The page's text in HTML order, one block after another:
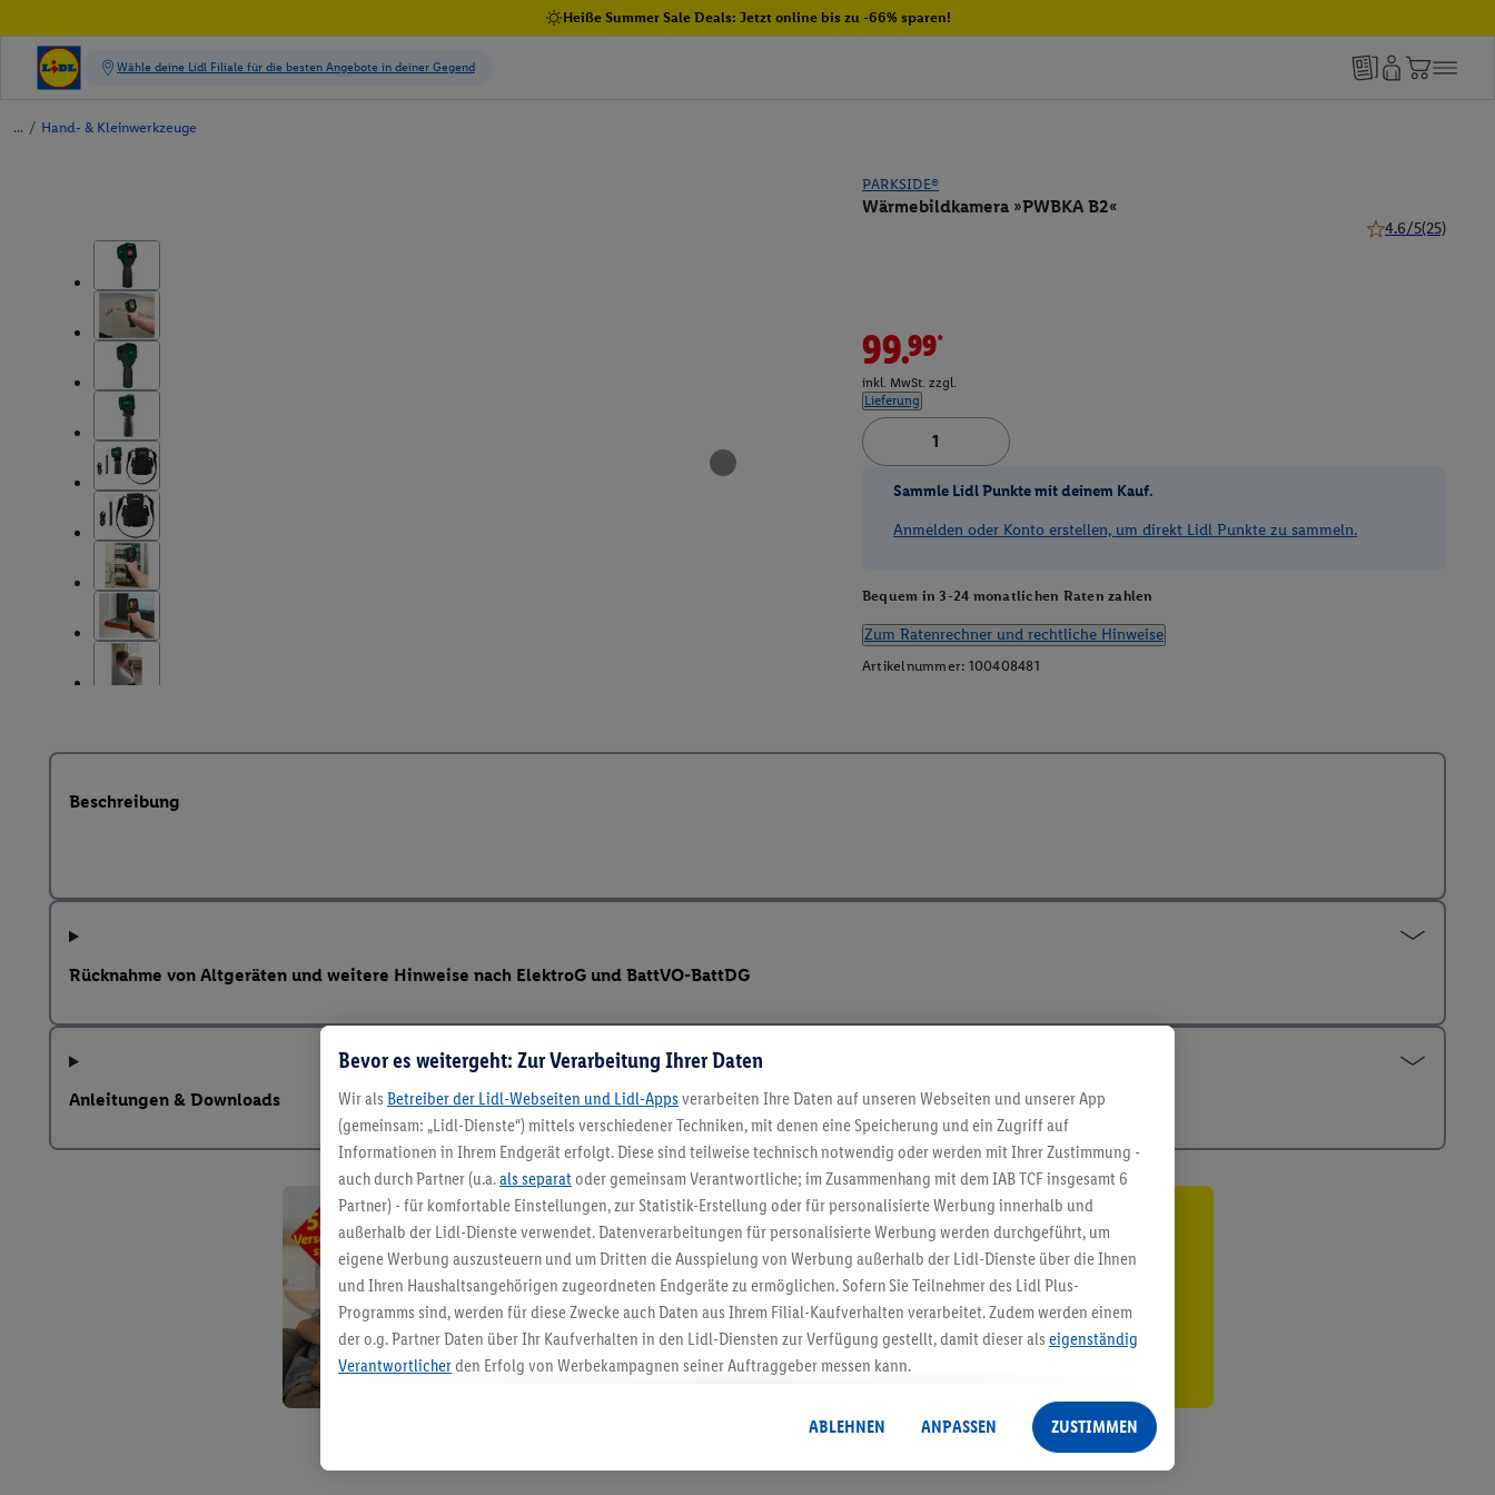
Heiße Summer Sale Deals: Jetzt online bis zu -66% sparen!
/ Hand- & Kleinwerkzeuge
PARKSIDE®
Wärmebildkamera »PWBKA B2«
4.6/5(25)
99.99*
inkl. MwSt. zzgl.
Lieferung
Sammle Lidl Punkte mit deinem Kauf.
Anmelden oder Konto erstellen, um direkt Lidl Punkte zu sammeln.
Bequem in 3-24 monatlichen Raten zahlen
Zum Ratenrechner und rechtliche Hinweise
Artikelnummer: 100408481
Beschreibung
Rücknahme von Altgeräten und weitere Hinweise nach ElektroG und BattVO-BattDG
Anleitungen & Downloads
5.95 € Versand sparen³²ᵃ
Jetzt zum Newsletter anmelden
Gutschein sichern!
Bevor es weitergeht: Zur Verarbeitung Ihrer Daten
Wir als Betreiber der Lidl-Webseiten und Lidl-Apps verarbeiten Ihre Daten auf unseren Webseiten und unserer App
(gemeinsam: „Lidl-Dienste“) mittels verschiedener Techniken, mit denen eine Speicherung und ein Zugriff auf
Informationen in Ihrem Endgerät erfolgt. Diese sind teilweise technisch notwendig oder werden mit Ihrer Zustimmung -
auch durch Partner (u.a.als separat oder gemeinsam Verantwortliche; im Zusammenhang mit dem IAB TCF insgesamt 6
Partner) - für komfortable Einstellungen, zur Statistik-Erstellung oder für personalisierte Werbung innerhalb und
außerhalb der Lidl-Dienste verwendet. Datenverarbeitungen für personalisierte Werbung werden durchgeführt, um
eigene Werbung auszusteuern und um Dritten die Ausspielung von Werbung außerhalb der Lidl-Dienste über die Ihnen
und Ihren Haushaltsangehörigen zugeordneten Endgeräte zu ermöglichen. Sofern Sie Teilnehmer des Lidl Plus-
Programms sind, werden für diese Zwecke auch Daten aus Ihrem Filial-Kaufverhalten verarbeitet. Zudem werden einem
der o.g. Partner Daten über Ihr Kaufverhalten in den Lidl-Diensten zur Verfügung gestellt, damit dieser als eigenständig
Verantwortlicherden Erfolg von Werbekampagnen seiner Auftraggeber messen kann.
angereicherten Profilen. Dies umfasst die Zusammenführung von Daten (z.B. über Ihre Nutzung der Lidl-Dienste, Ihr
Kaufverhalten in den Lidl-Diensten, Informationen aus Ihrem Kundenkonto - z.B. Alter oder Geschlecht - sowie Ihre
genauen Standortdaten) auch über verschiedene Endgeräte und Lidl-Dienste hinweg einschließlich dem Speichern von
ABLEHNEN ANPASSEN ZUSTIMMEN